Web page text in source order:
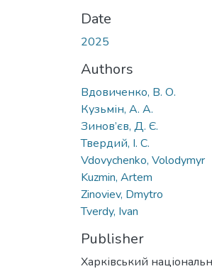
Date
2025
Authors
Вдовиченко, В. О.
Кузьмін, А. А.
Зинов’єв, Д. Є.
Твердий, І. С.
Vdovychenko, Volodymyr
Kuzmin, Artem
Zinoviev, Dmytro
Tverdy, Ivan
Publisher
Харківський